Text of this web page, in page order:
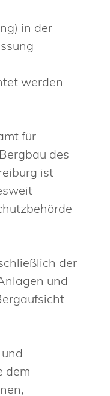
in der
werden
für
des
ist
der
und
dem